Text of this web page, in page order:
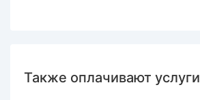
Также оплачивают услуги